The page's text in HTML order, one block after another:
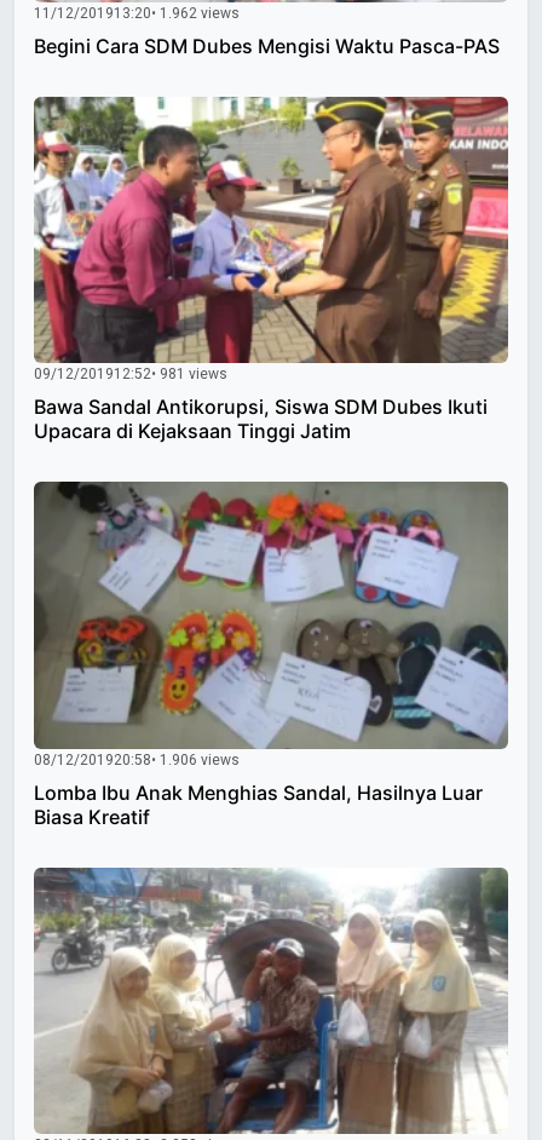
11/12/201913:20• 1.962 views
Begini Cara SDM Dubes Mengisi Waktu Pasca-PAS
09/12/201912:52• 981 views
Bawa Sandal Antikorupsi, Siswa SDM Dubes Ikuti
Upacara di Kejaksaan Tinggi Jatim
08/12/201920:58• 1.906 views
Lomba Ibu Anak Menghias Sandal, Hasilnya Luar
Biasa Kreatif